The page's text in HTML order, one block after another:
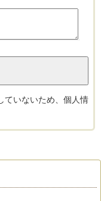
ていないため、個人情